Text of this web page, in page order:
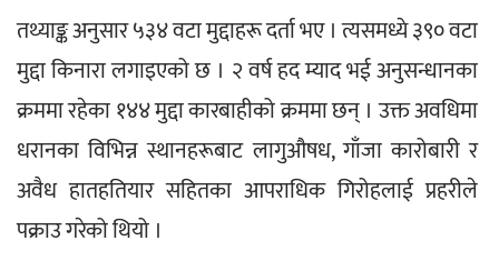
तथ्याङ्क अनुसार ५३४ वटा मुद्दाहरू दर्ता भए । त्यसमध्ये ३९० वटा
मुद्दा किनारा लगाइएको छ । २ वर्ष हद म्याद भई अनुसन्धानका
क्रममा रहेका १४४ मुद्दा कारबाहीको क्रममा छन् । उक्त अवधिमा
धरानका विभिन्न स्थानहरूबाट लागुऔषध, गाँजा कारोबारी र
अवैध हातहतियार सहितका आपराधिक गिरोहलाई प्रहरीले
पक्राउ गरेको थियो ।